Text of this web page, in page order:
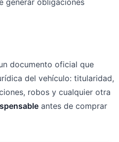
generar obligaciones
documento oficial que
del vehículo: titularidad,
robos y cualquier otra
antes de comprar